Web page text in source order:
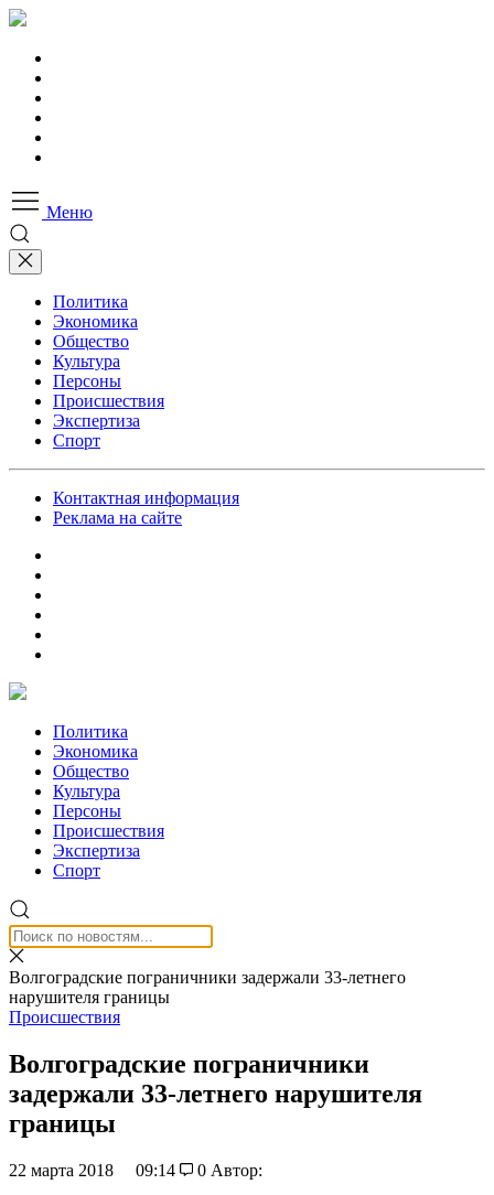
Меню
Политика
Экономика
Общество
Культура
Персоны
Происшествия
Экспертиза
Спорт
Контактная информация
Реклама на сайте
Политика
Экономика
Общество
Культура
Персоны
Происшествия
Экспертиза
Спорт
Волгоградские пограничники задержали 33-летнего
нарушителя границы
Происшествия
Волгоградские пограничники
задержали 33-летнего нарушителя
границы
22 марта 2018 09:14 0 Автор: